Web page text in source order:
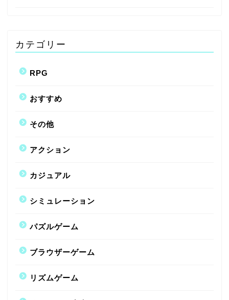
カテゴリー
RPG
おすすめ
その他
アクション
カジュアル
シミュレーション
パズルゲーム
ブラウザーゲーム
リズムゲーム